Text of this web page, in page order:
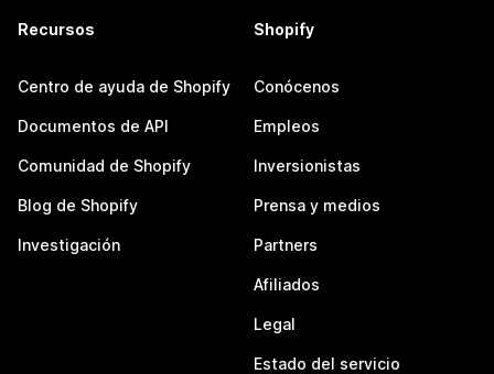
Recursos
Centro de ayuda de Shopify
Documentos de API
Comunidad de Shopify
Blog de Shopify
Investigación
Shopify
Conócenos
Empleos
Inversionistas
Prensa y medios
Partners
Afiliados
Legal
Estado del servicio